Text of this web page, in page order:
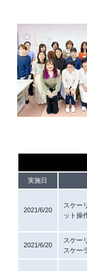
実施日
2021/6/20
スケー
ット操
2021/6/20
スケー
スケー